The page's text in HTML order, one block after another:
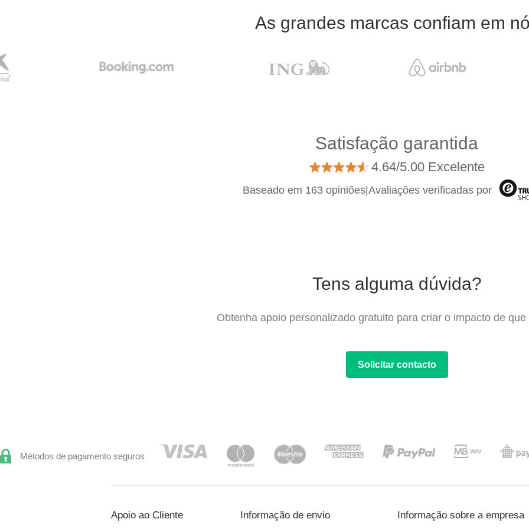
As grandes marcas confiam em
Satisfação garantida
4.64/5.00 Excelente
Baseado em 163 opiniões Avaliações verificadas por
Tens alguma dúvida?
Obtenha apoio personalizado gratuito para criar o impacto de
Solicitar contacto
Métodos de pagamento seguros
Apoio ao Cliente Informação de envio Informação sobre a empresa